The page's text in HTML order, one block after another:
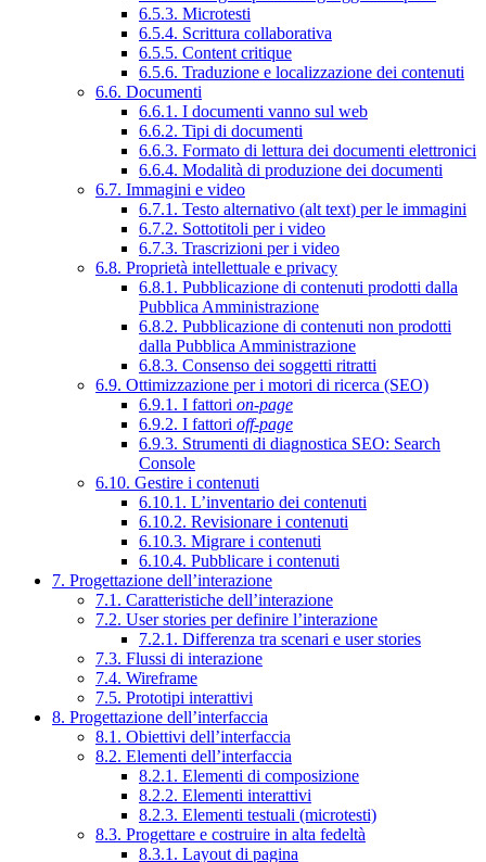
6.5.3. Microtesti
6.5.4. Scrittura collaborativa
6.5.5. Content critique
6.5.6. Traduzione e localizzazione dei contenuti
6.6. Documenti
6.6.1. I documenti vanno sul web
6.6.2. Tipi di documenti
6.6.3. Formato di lettura dei documenti elettronici
6.6.4. Modalità di produzione dei documenti
6.7. Immagini e video
6.7.1. Testo alternativo (alt text) per le immagini
6.7.2. Sottotitoli per i video
6.7.3. Trascrizioni per i video
6.8. Proprietà intellettuale e privacy
6.8.1. Pubblicazione di contenuti prodotti dalla
Pubblica Amministrazione
6.8.2. Pubblicazione di contenuti non prodotti
dalla Pubblica Amministrazione
6.8.3. Consenso dei soggetti ritratti
6.9. Ottimizzazione per i motori di ricerca (SEO)
6.9.1. I fattori on-page
6.9.2. I fattori off-page
6.9.3. Strumenti di diagnostica SEO: Search
Console
6.10. Gestire i contenuti
6.10.1. L’inventario dei contenuti
6.10.2. Revisionare i contenuti
6.10.3. Migrare i contenuti
6.10.4. Pubblicare i contenuti
7. Progettazione dell’interazione
7.1. Caratteristiche dell’interazione
7.2. User stories per definire l’interazione
7.2.1. Differenza tra scenari e user stories
7.3. Flussi di interazione
7.4. Wireframe
7.5. Prototipi interattivi
8. Progettazione dell’interfaccia
8.1. Obiettivi dell’interfaccia
8.2. Elementi dell’interfaccia
8.2.1. Elementi di composizione
8.2.2. Elementi interattivi
8.2.3. Elementi testuali (microtesti)
8.3. Progettare e costruire in alta fedeltà
8.3.1. Layout di pagina